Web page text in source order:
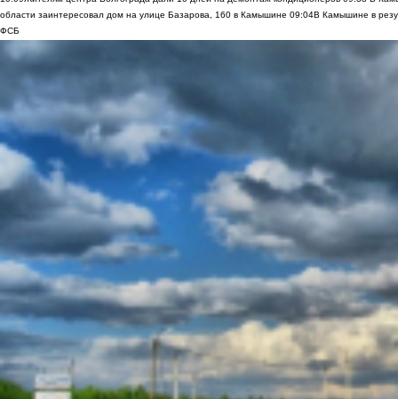
области заинтересовал дом на улице Базарова, 160 в Камышине 09:04В Камышине в
ФСБ